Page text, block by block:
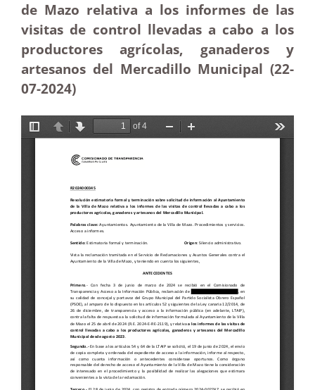
de Mazo relativa a los informes de las
visitas de control llevadas a cabo a los
productores agrícolas, ganaderos y
artesanos del Mercadillo Municipal (22-
07-2024)